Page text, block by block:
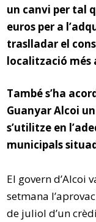
un canvi per tal
euros per a
traslladar el
localització més
També s’ha
Guanyar Alcoi
s’utilitze en
municipals
El govern d’Alcoi
setmana
de juliol d’un